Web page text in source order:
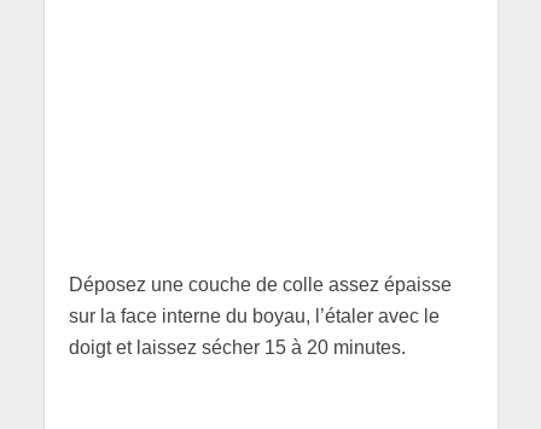
Déposez une couche de colle assez épaisse
sur la face interne du boyau, l’étaler avec le
doigt et laissez sécher 15 à 20 minutes.